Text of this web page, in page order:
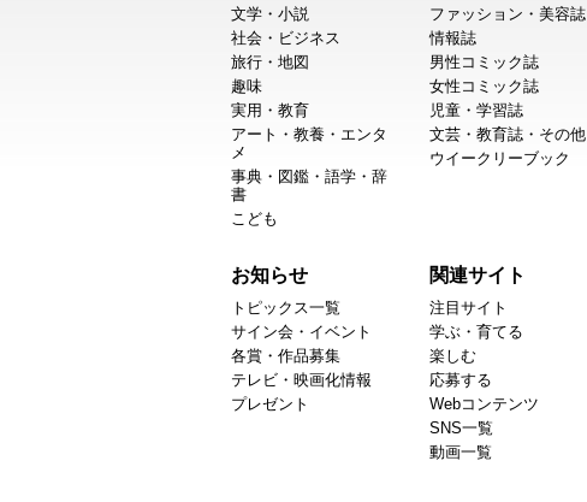
文学・小説
社会・ビジネス
旅行・地図
趣味
実用・教育
アート・教養・エンタ
メ
事典・図鑑・語学・辞
書
こども
ファッション・美容誌
情報誌
男性コミック誌
女性コミック誌
児童・学習誌
文芸・教育誌・その他
ウイークリーブック
お知らせ
トピックス一覧
サイン会・イベント
各賞・作品募集
テレビ・映画化情報
プレゼント
関連サイト
注目サイト
学ぶ・育てる
楽しむ
応募する
Webコンテンツ
SNS一覧
動画一覧